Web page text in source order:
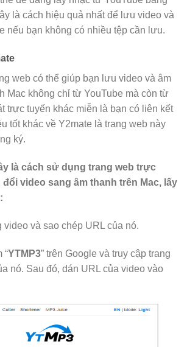
là cách hiệu quả nhất để lưu video và
nếu bạn không có nhiều tệp cần lưu.
web có thể giúp bạn lưu video và âm
Mac không chỉ từ YouTube mà còn từ
trực tuyến khác miễn là bạn có liên kết
tốt khác về Y2mate là trang web này
ký.
là cách sử dụng trang web trực
video sang âm thanh trên Mac, lấy
video và sao chép URL của nó.
“YTMP3” trên Google và truy cập trang
nó. Sau đó, dán URL của video vào